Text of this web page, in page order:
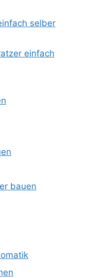
selber
einfach
bauen